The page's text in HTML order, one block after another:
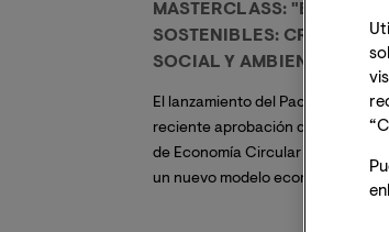
MASTERCLASS: "EMPRESAS
SOSTENIBLES: CREANDO
SOCIAL Y AMBIENTAL"
El lanzamiento del Pacto Verde
reciente aprobación de la
de Economía Circular 2030,
un nuevo modelo económico. En